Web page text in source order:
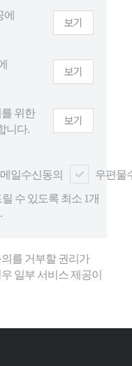
에
보기
보기
위한
니다.
보기
일수신동의
우편물
수 있도록 최소 1개
를 거부할 권리가
일부 서비스 제공이